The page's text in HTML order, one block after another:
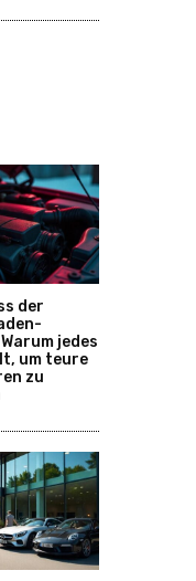
der
jedes
um teure
zu